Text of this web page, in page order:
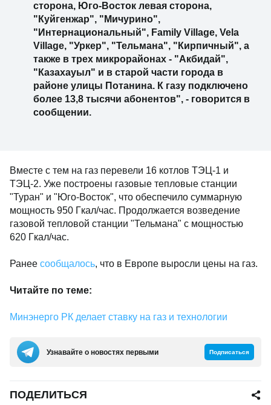
сторона, Юго-Восток левая сторона,
"Куйгенжар", "Мичурино",
"Интернациональный", Family Village, Vela
Village, "Уркер", "Тельмана", "Кирпичный", а
также в трех микрорайонах - "Акбидай",
"Казахауыл" и в старой части города в
районе улицы Потанина. К газу подключено
более 13,8 тысячи абонентов", - говорится в
сообщении.
Вместе с тем на газ перевели 16 котлов ТЭЦ-1 и
ТЭЦ-2. Уже построены газовые тепловые станции
"Туран" и "Юго-Восток", что обеспечило суммарную
мощность 950 Гкал/час. Продолжается возведение
газовой тепловой станции "Тельмана" с мощностью
620 Гкал/час.
Ранее сообщалось, что в Европе выросли цены на газ.
Читайте по теме:
Минэнерго РК делает ставку на газ и технологии
Узнавайте о новостях первыми Подписаться
ПОДЕЛИТЬСЯ